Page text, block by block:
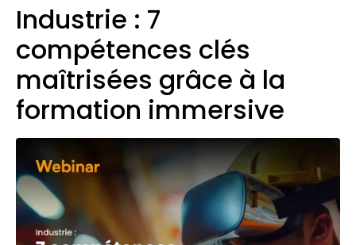
Industrie : 7
compétences clés
maîtrisées grâce à la
formation immersive